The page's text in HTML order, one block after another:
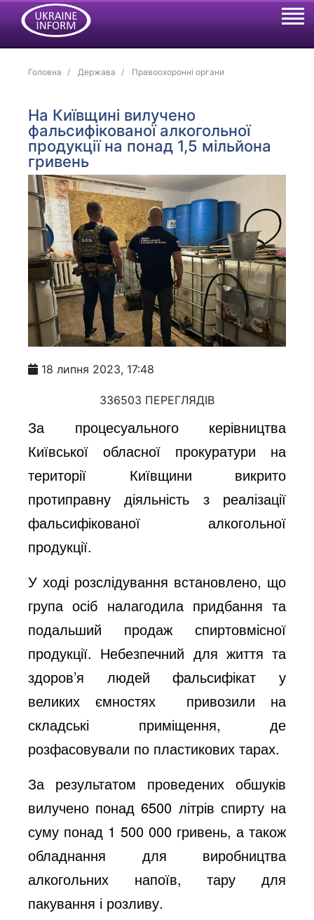
Головна Держава Правоохоронні органи
На Київщині вилучено
фальсифікованої алкогольної
продукції на понад 1,5 мільйона
гривень
18 липня 2023, 17:48
336503 ПЕРЕГЛЯДІВ
За процесуального керівництва
Київської обласної прокуратури на
території Київщини викрито
протиправну діяльність з реалізації
фальсифікованої алкогольної
продукції.
У ході розслідування встановлено, що
група осіб налагодила придбання та
подальший продаж спиртовмісної
продукції. Небезпечний для життя та
здоров’я людей фальсифікат у
великих ємностях привозили на
складські приміщення, де
розфасовували по пластикових тарах.
За результатом проведених обшуків
вилучено понад 6500 літрів спирту на
суму понад 1 500 000 гривень, а також
обладнання для виробництва
алкогольних напоїв, тару для
пакування і розливу.